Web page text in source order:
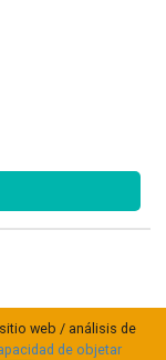
web / análisis de
de objetar